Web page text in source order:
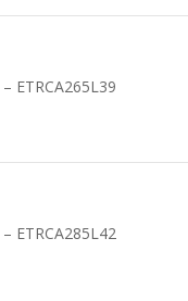
ETRCA265L39
ETRCA285L42